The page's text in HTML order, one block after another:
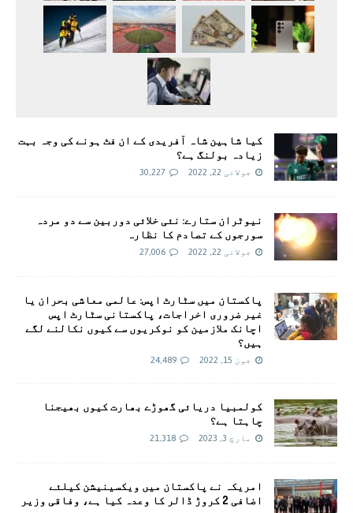
کیا شاہین شاہ آفریدی کے ان فٹ ہونے کی وجہ بہت
زیادہ بولنگ ہے؟
جولائی 22, 2022 30,227
نیوٹران ستارے: نئی خلائی دوربین سے دو مردہ
سورجوں کے تصادم کا نظارہ
جولائی 22, 2022 27,006
پاکستان میں سٹارٹ اپس: عالمی معاشی بحران یا
غیر ضروری اخراجات، پاکستانی سٹارٹ اپس
اچانک ملازمین کو نوکریوں سے کیوں نکالنے لگے
ہیں؟
جون 15, 2022 24,489
کولمبیا دریائی گھوڑے بھارت کیوں بھیجنا
چاہتا ہے؟
مارچ 3, 2023 21,318
امريکہ نے پاکستان میں ویکسینیشن کیلئے
اضافی 2 کروڑ ڈالر کا وعدہ کیا ہے، وفاقی وزیر